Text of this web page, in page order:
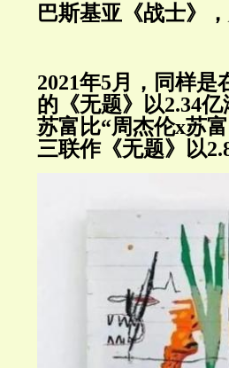
巴斯基亚《战士》
2021年5月，同样是
的《无题》以2.34
苏富比“周杰伦x苏
三联作《无题》以